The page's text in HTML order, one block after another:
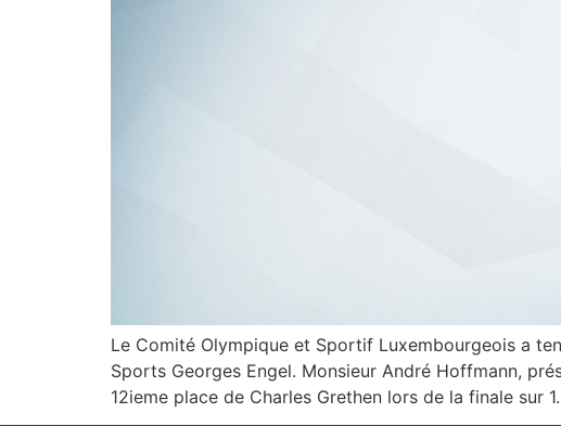
Le Comité Olympique et Sportif Luxembourgeois a
Sports Georges Engel. Monsieur André Hoffmann,
12ieme place de Charles Grethen lors de la finale sur